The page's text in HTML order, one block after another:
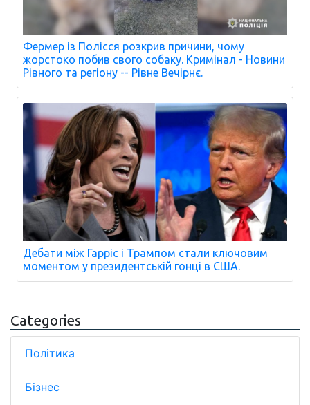
Фермер із Полісся розкрив причини, чому
жорстоко побив свого собаку. Кримінал - Новини
Рівного та регіону -- Рівне Вечірнє.
Дебати між Гарріс і Трампом стали ключовим
моментом у президентській гонці в США.
Categories
Політика
Бізнес